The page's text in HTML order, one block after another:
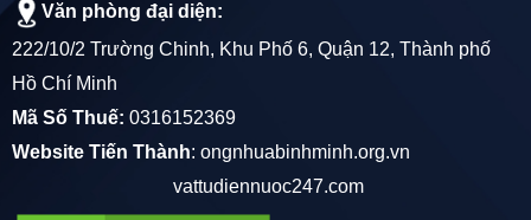
Văn phòng đại diện:
222/10/2 Trường Chinh, Khu Phố 6, Quận 12, Thành phố
Hồ Chí Minh
Mã Số Thuế: 0316152369
Website Tiến Thành: ongnhuabinhminh.org.vn
vattudiennuoc247.com